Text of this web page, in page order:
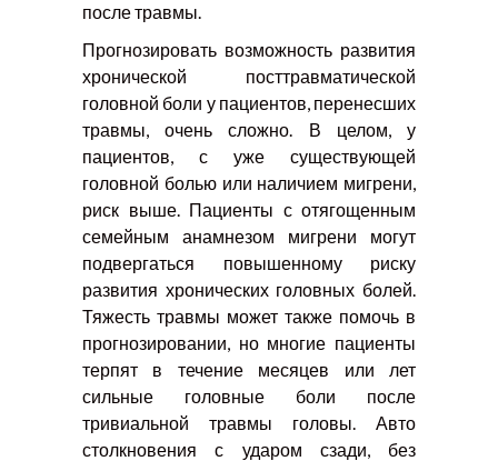
после травмы.
Прогнозировать возможность развития
хронической посттравматической
головной боли у пациентов, перенесших
травмы, очень сложно. В целом, у
пациентов, с уже существующей
головной болью или наличием мигрени,
риск выше. Пациенты с отягощенным
семейным анамнезом мигрени могут
подвергаться повышенному риску
развития хронических головных болей.
Тяжесть травмы может также помочь в
прогнозировании, но многие пациенты
терпят в течение месяцев или лет
сильные головные боли после
тривиальной травмы головы. Авто
столкновения с ударом сзади, без